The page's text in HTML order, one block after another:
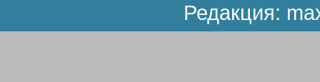
Редакция: